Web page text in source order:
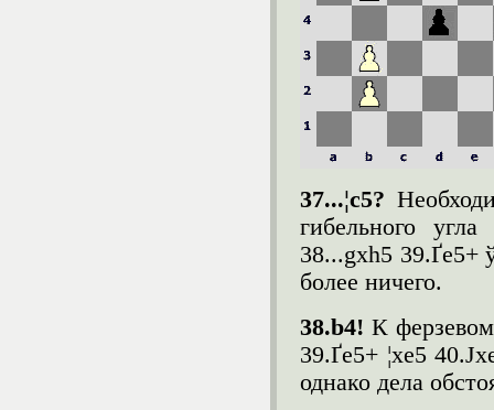
37...¦c5?
гибельного
38...gxh5 39.Ґe5+
более ничего.
38.b4! К
39.Ґe5+ ¦xe5
однако дела